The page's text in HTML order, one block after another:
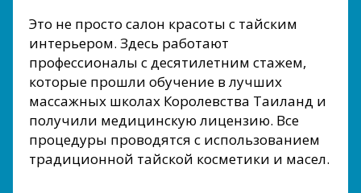
Это не просто салон красоты с тайским
интерьером. Здесь работают
профессионалы с десятилетним стажем,
которые прошли обучение в лучших
массажных школах Королевства Таиланд и
получили медицинскую лицензию. Все
процедуры проводятся с использованием
традиционной тайской косметики и масел.